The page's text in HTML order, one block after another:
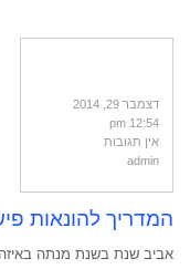
דצמבר 29, 2014
12:54 pm
אין תגובות
admin
המדריך להונאות
אביב שנת בשנת מנתה